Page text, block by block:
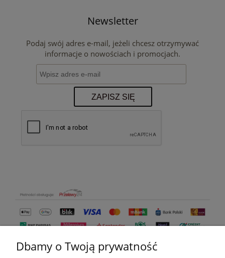
Newsletter
Podaj swój adres e-mail, jeżeli chcesz otrzymywać
informacje o nowościach i promocjach.
ZAPISZ SIĘ
Dbamy o Twoją prywatność